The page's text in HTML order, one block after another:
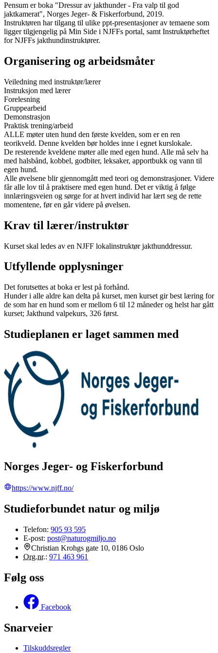
Pensum er boka "Dressur av jakthunder - Fra valp til god
jaktkamerat", Norges Jeger- & Fiskerforbund, 2019.
Instruktøren har tilgang til ulike ppt-presentasjoner av temaene som
ligger tilgjengelig på Min Side i NJFFs portal, samt Instruktørheftet
for NJFFs jakthundinstruktører.
Organisering og arbeidsmåter
Veiledning med instruktør/lærer
Instruksjon med lærer
Forelesning
Gruppearbeid
Demonstrasjon
Praktisk trening/arbeid
ALLE møter uten hund den første kvelden, som er en ren
teorikveld. Denne kvelden bør holdes inne i egnet kurslokale.
De resterende kveldene møter alle med egen hund. Alle må selv ha
med halsbånd, kobbel, godbiter, leksaker, apportbukk og vann til
egen hund.
Alle øvelsene blir gjennomgått med teori og demonstrasjoner. Videre
får alle lov til å praktisere med egen hund. Det er viktig å følge
innlæringsveien og sørge for at hvert individ har lært seg de rette
momentene, før en går videre på øvelsen.
Krav til lærer/instruktør
Kurset skal ledes av en NJFF lokalinstruktør jakthunddressur.
Utfyllende opplysninger
Det forutsettes at boka er lest på forhånd.
Hunder i alle aldre kan delta på kurset, men kurset gir best læring for
de som har en hund som er mellom 6 til 12 måneder og helst har gått
kurset; Jakthund valpekurs, 326 først.
Studieplanen er laget sammen med
Norges Jeger- og Fiskerforbund
https://www.njff.no/
Studieforbundet natur og miljø
Telefon: 905 93 595
E-post: post@naturogmiljo.no
Christian Krohgs gate 10, 0186 Oslo
Org.nr.: 971 463 961
Følg oss
Facebook
Snarveier
Tilskuddsregler